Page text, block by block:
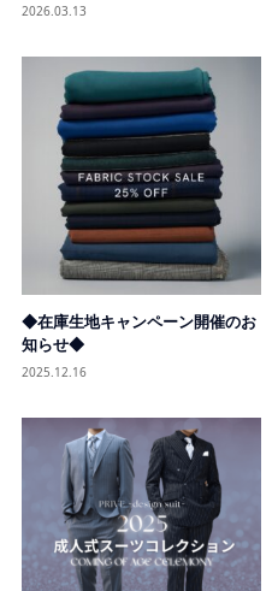
2026.03.13
◆在庫生地キャンペーン開催のお
知らせ◆
2025.12.16